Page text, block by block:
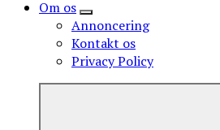
Om os
Annoncering
Kontakt os
Privacy Policy